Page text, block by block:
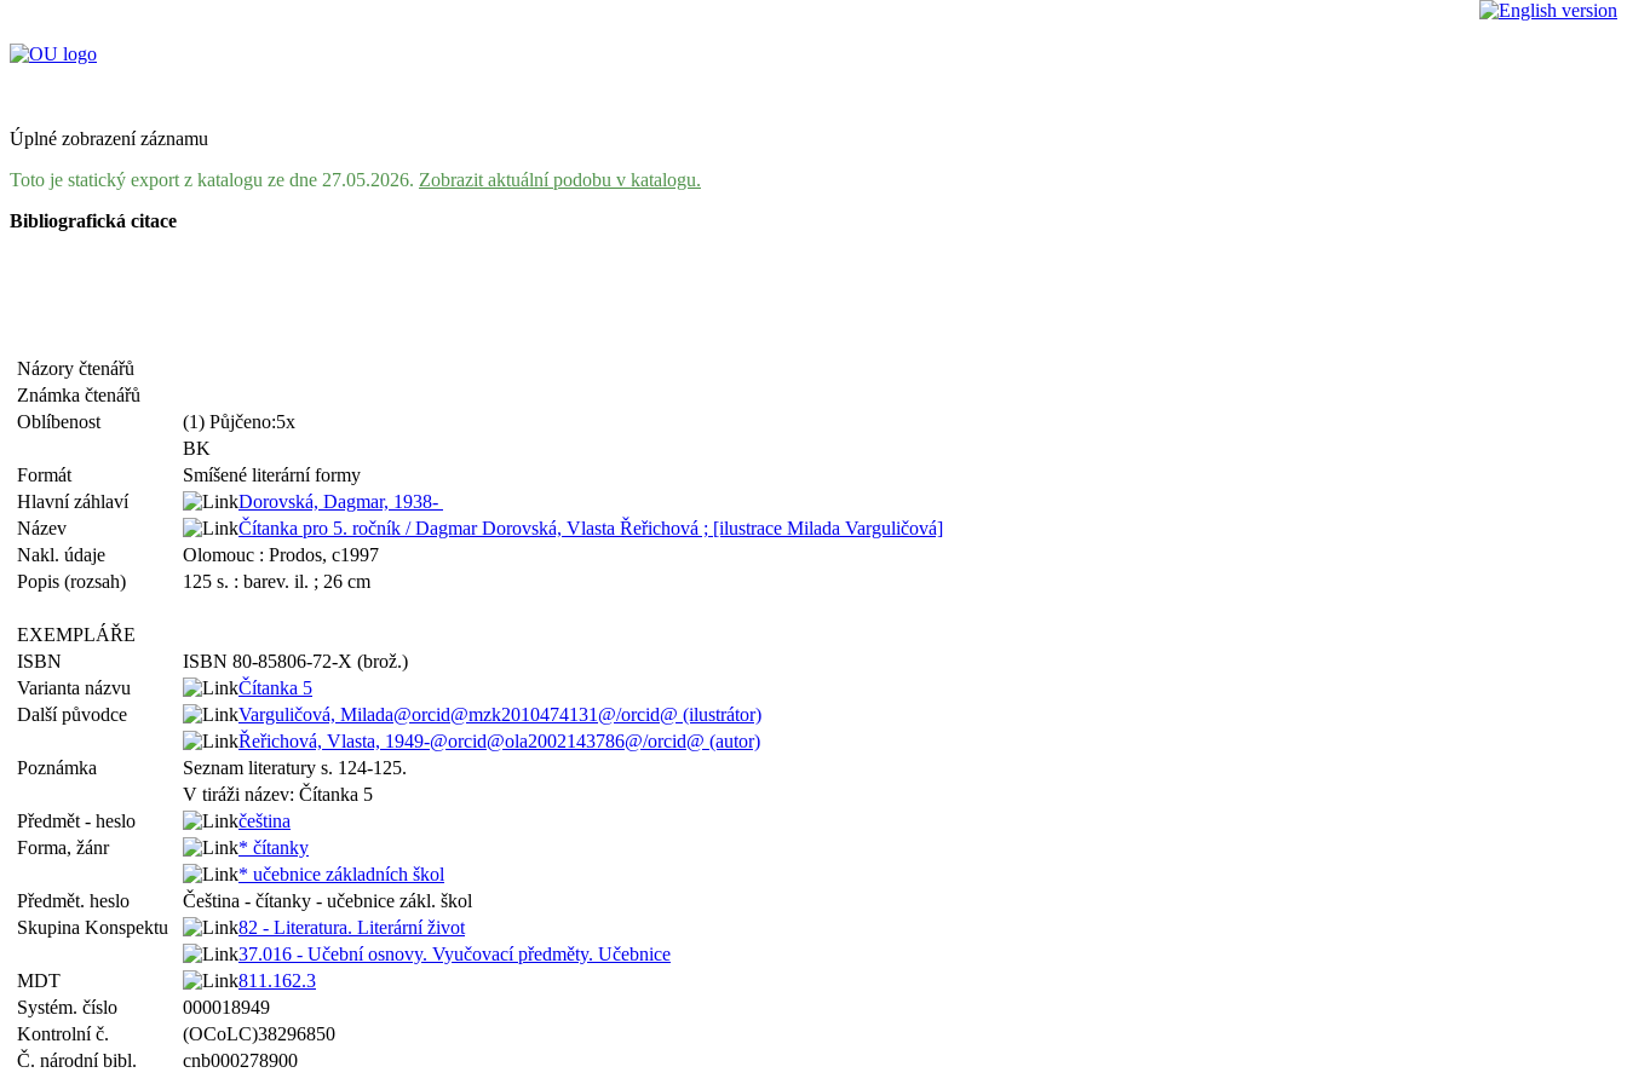
Úplné zobrazení záznamu
Toto je statický export z katalogu ze dne 27.05.2026. Zobrazit aktuální podobu v katalogu.
Bibliografická citace
Názory čtenářů
Známka čtenářů
Oblíbenost
(1) Půjčeno:5x
BK
Formát
Smíšené literární formy
Hlavní záhlaví
Dorovská, Dagmar, 1938-
Název
Čítanka pro 5. ročník / Dagmar Dorovská, Vlasta Řeřichová ; [ilustrace Milada Varguličová]
Nakl. údaje
Olomouc : Prodos, c1997
Popis (rozsah)
125 s. : barev. il. ; 26 cm
EXEMPLÁŘE
ISBN
ISBN 80-85806-72-X (brož.)
Varianta názvu
Čítanka 5
Další původce
Varguličová, Milada@orcid@mzk2010474131@/orcid@ (ilustrátor)
Řeřichová, Vlasta, 1949-@orcid@ola2002143786@/orcid@ (autor)
Poznámka
Seznam literatury s. 124-125.
V tiráži název: Čítanka 5
Předmět - heslo
čeština
Forma, žánr
* čítanky
* učebnice základních škol
Předmět. heslo
Čeština - čítanky - učebnice zákl. škol
Skupina Konspektu
82 - Literatura. Literární život
37.016 - Učební osnovy. Vyučovací předměty. Učebnice
MDT
811.162.3
Systém. číslo
000018949
Kontrolní č.
(OCoLC)38296850
Č. národní bibl.
cnb000278900